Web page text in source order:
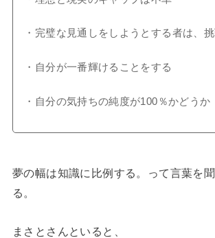
・完璧な見通しをしようとする者は、
・自分が一番輝けることをする
・自分の気持ちの純度が100％かどうか
夢の幅は知識に比例する。って言葉を
る。
まさとさんといると、